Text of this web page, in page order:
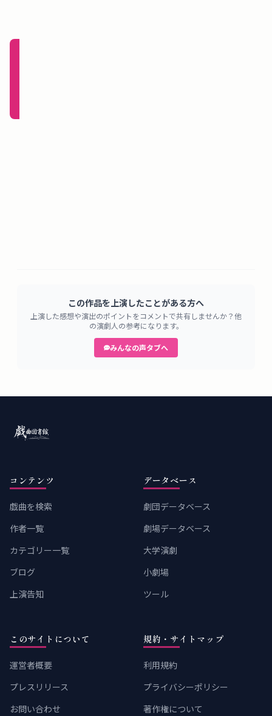
この作品を上演したことがある方へ
上演した感想や演出のポイントをコメントで共有しませんか？他
の演劇人の参考になります。
みんなの声タブへ
コンテンツ
戯曲を検索
作者一覧
カテゴリー一覧
ブログ
上演告知
データベース
劇団データベース
劇場データベース
大学演劇
小劇場
ツール
このサイトについて
運営者概要
プレスリリース
お問い合わせ
規約・サイトマップ
利用規約
プライバシーポリシー
著作権について